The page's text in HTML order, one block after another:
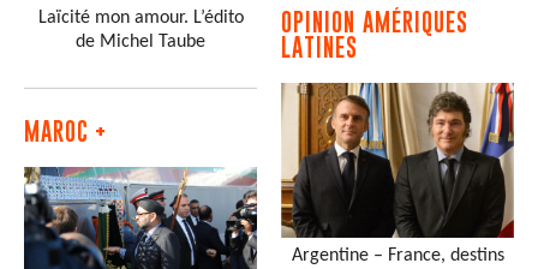
Laïcité mon amour. L’édito
de Michel Taube
MAROC +
OPINION AMÉRIQUES
LATINES
Argentine – France, destins